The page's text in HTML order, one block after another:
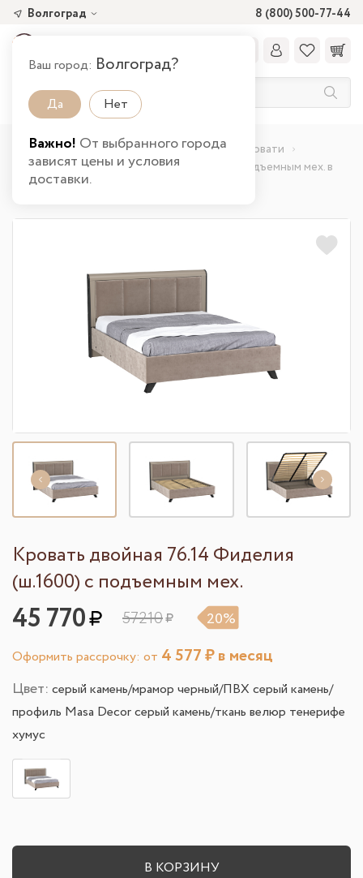
8 (800) 500-77-44
Волгоград
Ваш город: Волгоград?
Да Нет
Важно! От выбранного города
зависят цены и условия
доставки.
Главная Каталог товаров Спальня
Кровати
Кровать двойная 76.14 Фиделия (ш.1600) с подъемным мех. в
Волгограде
Кровать двойная 76.14 Фиделия
(ш.1600) с подъемным мех.
45 770 57210 20%
Оформить рассрочку: от 4 577₽ в месяц
Цвет: серый камень/мрамор черный/ПВХ серый камень/
профиль Masa Decor серый камень/ткань велюр тенерифе
хумус
В КОРЗИНУ